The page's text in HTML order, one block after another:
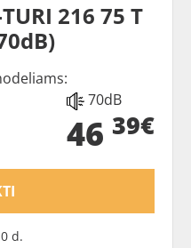
216 75 T
70dB
46 39€
d.